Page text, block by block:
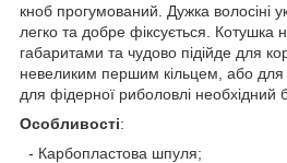
кноб прогумований. Дужка волосіні
легко та добре фіксується. Котушка
габаритами та чудово підійде для
невеликим першим кільцем, або
для фідерної риболовлі необхідний
Особливості:
- Карбопластова шпуля;